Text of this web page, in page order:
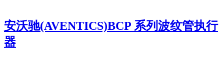
安沃驰(AVENTICS)BCP 系列波纹管执行
器